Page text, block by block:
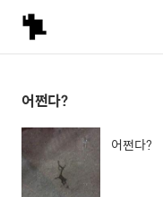
어쩐다?
어쩐다?